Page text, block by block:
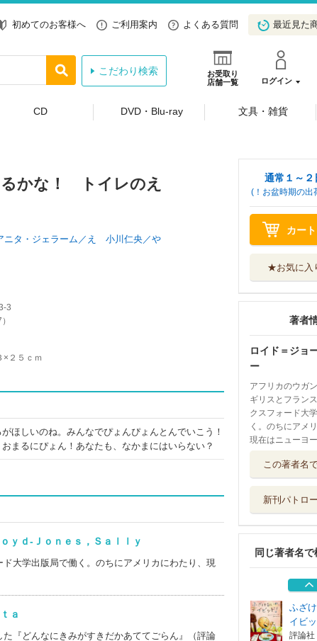
初めてのお客様へ ご利用案内 よくある質問 最近見た
お受取り
店舗一覧
ログイン
こだわり検索
CD DVD・Blu-ray 文具・雑貨
かな！ トイレのえ
タ・ジェラーム／え 小川仁央／や
3
）
２５ｃｍ
ほしいのね。みんなでぴょんぴょんとんでいこう！
まるにぴょん！あなたも、なかまにはいらない？
ｄ‐Ｊｏｎｅｓ，Ｓａｌｌｙ
大学出版局で働く。のちにアメリカにわたり、現
ａ
『どんなにきみがすきだかあててごらん』（評論
通常１～２
(！お盆時期の出
カー
★お気に入
著者
ロイド＝ジョ
ー
アフリカのウガ
ギリスとフラン
クスフォード大
く。のちにアメ
現在はニューヨ
この著者名
新刊パトロ
同じ著者名
てく
クリス
評論社
ＬＯ
はあ
評論社
ふざ
イビッ
評論社